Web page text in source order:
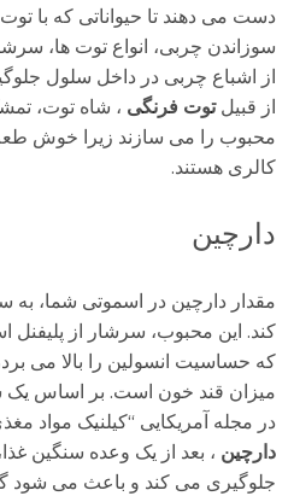
دست می دهند تا حیواناتی که با
سوزاندن چربی، انواع توت ها،
از اشباع چربی در داخل سلول
از قبیلتوت فرنگی ، شاه توت،
محبوب را می سازند زیرا خوش
کالری هستند.
دارچین
مقدار دارچین در اسموتی شما،
کند. این محبوب، سرشار از پلیفنل
که حساسیت انسولین را بالا می
میزان قند خون است. بر اساس
در مجله آمریکایی “کیلنیک مواد
دارچین ، بعد از یک وعده سنگین
جلوگیری می کند و باعث می شود